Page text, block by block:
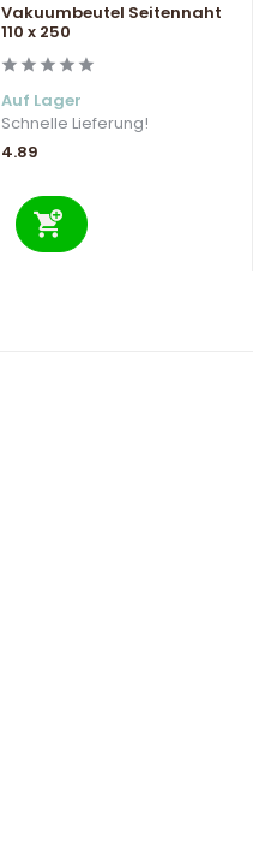
Vakuumbeutel Seitennaht
110 x 250
Auf Lager
Schnelle Lieferung!
4.89